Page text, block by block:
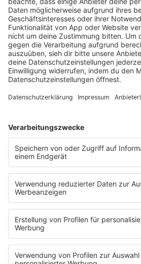
HOME
RADIOS
barba radio
Lagerfeuer
Füße hoch
Schmusekatze
Song Contest
Mädelsabend
Ich hasse Sport
Sonntag Morgen
Strandbar
Putzfimmel
Deutschpop
Deutsche Liebeslieder
PODCASTS
Mit den Waffeln einer Frau
Frühstück bei Barbara
Brave & One